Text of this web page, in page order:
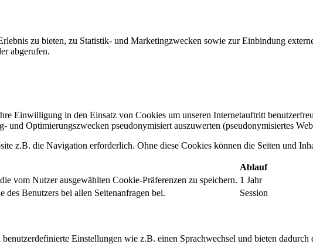
zu bieten, zu Statistik- und Marketingzwecken sowie zur Einbindung
abgerufen.
Einwilligung in den Einsatz von Cookies um unseren Internetauftritt
und Optimierungszwecken pseudonymisiert auszuwerten (pseudonymisiertes
z.B. die Navigation erforderlich. Ohne diese Cookies können die Seiten und
Ablauf
vom Nutzer ausgewählten Cookie-Präferenzen zu speichern. 1 Jahr
des Benutzers bei allen Seitenanfragen bei. Session
Einstellungen wie z.B. einen Sprachwechsel und bieten